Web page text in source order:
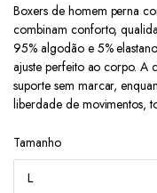
Boxers de homem perna
combinam conforto,
95% algodão e 5%
ajuste perfeito ao corpo. A
suporte sem marcar,
liberdade de movimentos,
Tamanho